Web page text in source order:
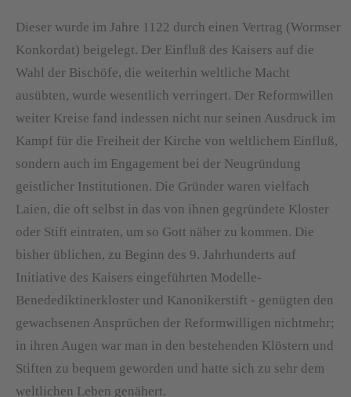
Dieser wurde im Jahre 1122 durch einen Vertrag (Wormser
Konkordat) beigelegt. Der Einfluß des Kaisers auf die
Wahl der Bischöfe, die weiterhin weltliche Macht
ausübten, wurde wesentlich verringert. Der Reformwillen
weiter Kreise fand indessen nicht nur seinen Ausdruck im
Kampf für die Freiheit der Kirche von weltlichem Einfluß,
sondern auch im Engagement bei der Neugründung
geistlicher Institutionen. Die Gründer waren vielfach
Laien, die oft selbst in das von ihnen gegründete Kloster
oder Stift eintraten, um so Gott näher zu kommen. Die
bisher üblichen, zu Beginn des 9. Jahrhunderts auf
Initiative des Kaisers eingeführten Modelle-
Benedediktinerkloster und Kanonikerstift - genügten den
gewachsenen Ansprüchen der Reformwilligen nichtmehr;
in ihren Augen war man in den bestehenden Klöstern und
Stiften zu bequem geworden und hatte sich zu sehr dem
weltlichen Leben genähert.